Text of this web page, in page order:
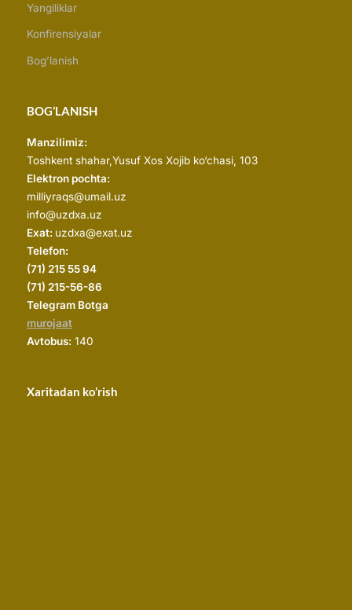
Yangiliklar
Konfirensiyalar
Bog’lanish
BOG’LANISH
Manzilimiz:
Toshkent shahar,Yusuf Xos Xojib ko‘chasi, 103
Elektron pochta:
milliyraqs@umail.uz
info@uzdxa.uz
Exat: uzdxa@exat.uz
Telefon:
(71) 215 55 94
(71) 215-56-86
Telegram Botga
murojaat
Avtobus: 140
Xaritadan ko’rish